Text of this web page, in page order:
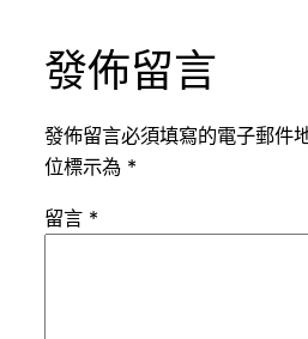
發佈留言
發佈留言必須填寫的電子郵件
位標示為 *
留言 *